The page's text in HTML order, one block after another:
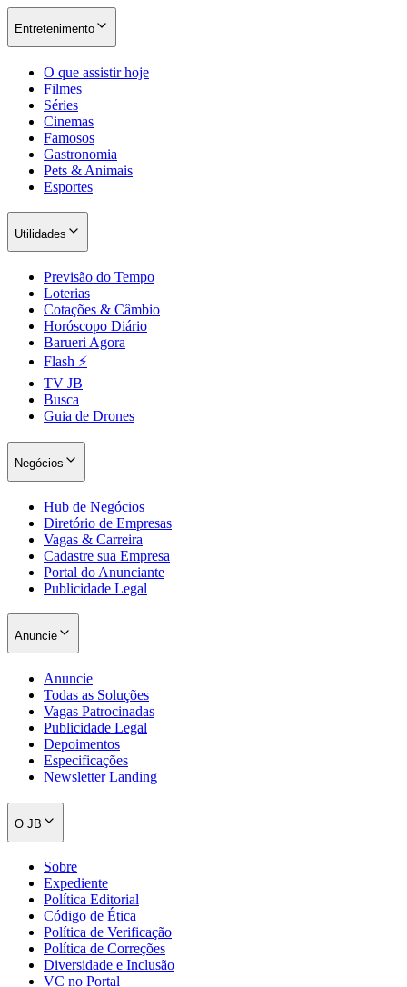
São Paulo
Santos
Entretenimento
O que assistir hoje
Filmes
Séries
Cinemas
Famosos
Gastronomia
Pets & Animais
Esportes
Utilidades
Previsão do Tempo
Loterias
Cotações & Câmbio
Horóscopo Diário
Barueri Agora
Flash ⚡
TV JB
Busca
Guia de Drones
Negócios
Hub de Negócios
Diretório de Empresas
Vagas & Carreira
Cadastre sua Empresa
Portal do Anunciante
Publicidade Legal
Anuncie
Anuncie
Todas as Soluções
Vagas Patrocinadas
Publicidade Legal
Depoimentos
Especificações
Newsletter Landing
O JB
Sobre
Expediente
Política Editorial
Código de Ética
Política de Verificação
Política de Correções
Diversidade e Inclusão
VC no Portal